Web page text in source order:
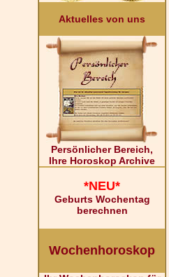
Aktuelles von uns
Persönlicher Bereich,
Ihre Horoskop Archive
*NEU*
Geburts Wochentag
berechnen
Wochenhoroskop